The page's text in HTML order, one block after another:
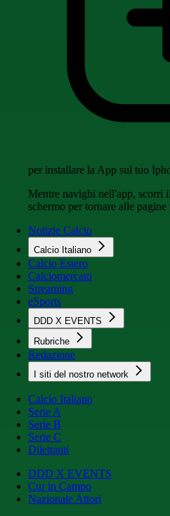
per installare la App sul tuo
Mentre navighi nell'app, scorri
schermo per tornare alle pagine
Notizie Calcio
Calcio Italiano
Calcio Estero
Calciomercato
Streaming
eSports
DDD X EVENTS
Rubriche
Redazione
I siti del nostro network
Calcio Italiano
Serie A
Serie B
Serie C
Dilettanti
DDD X EVENTS
Cur in Campo
Nazionale Attori